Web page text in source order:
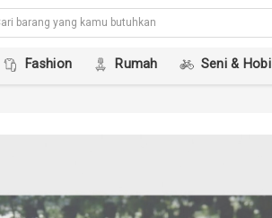
Fashion Rumah Seni & Hobi